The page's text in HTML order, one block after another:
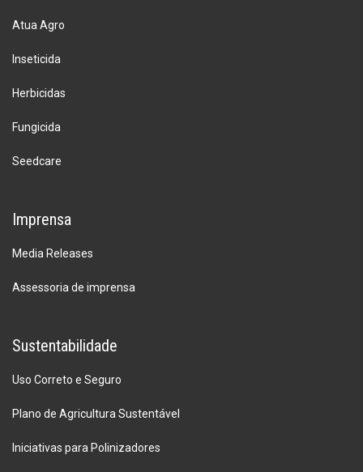
Atua Agro
Inseticida
Herbicidas
Fungicida
Seedcare
Imprensa
Media Releases
Assessoria de imprensa
Sustentabilidade
Uso Correto e Seguro
Plano de Agricultura Sustentável
Iniciativas para Polinizadores